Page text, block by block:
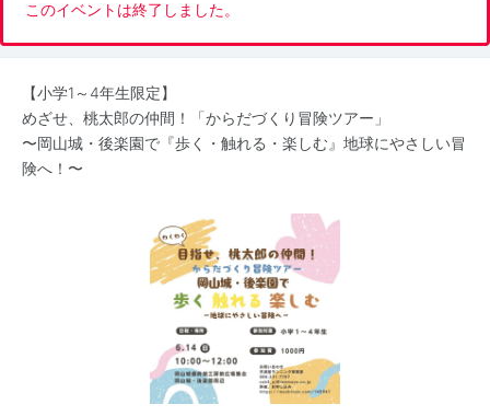
このイベントは終了しました。
【小学1～4年生限定】
めざせ、桃太郎の仲間！「からだづくり冒険ツアー」
〜岡山城・後楽園で『歩く・触れる・楽しむ』地球にやさしい冒
険へ！〜